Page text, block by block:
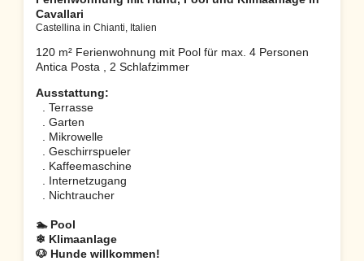
Cavallari
Castellina in Chianti, Italien
120 m² Ferienwohnung mit Pool für max. 4 Personen
Antica Posta , 2 Schlafzimmer
Ausstattung:
. Terrasse
. Garten
. Mikrowelle
. Geschirrspueler
. Kaffeemaschine
. Internetzugang
. Nichtraucher
🏊 Pool
❄ Klimaanlage
🐶 Hunde willkommen!